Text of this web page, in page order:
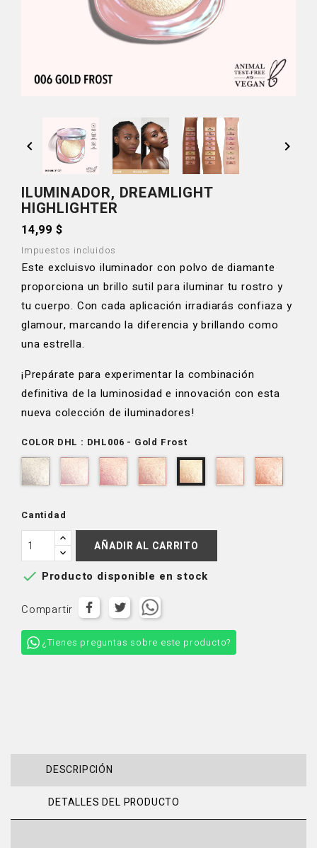
 
ILUMINADOR, DREAMLIGHT
HIGHLIGHTER
14,99 $
Impuestos incluidos
Este excluisvo iluminador con polvo de diamante
proporciona un brillo sutil para iluminar tu rostro y
tu cuerpo. Con cada aplicación irradiarás confiaza y
glamour, marcando la diferencia y brillando como
una estrella.
¡Prepárate para experimentar la combinación
definitiva de la luminosidad e innovación con esta
nueva colección de iluminadores!
COLOR DHL : DHL006 - Gold Frost
DHL001
-
DHL002
-
DHL004
-
DHL005
-
DHL006
-
DHL007
-
-
Cantidad
AÑADIR AL CARRITO
 Producto disponible en stock
Compartir
¿Tienes preguntas sobre este producto?
DESCRIPCIÓN
DETALLES DEL PRODUCTO